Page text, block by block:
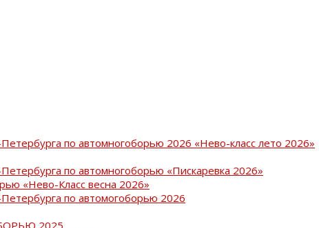
по автомногоборью 2026 «Нево-класс лето 2026»
по автомногоборью «Пискаревка 2026»
«Нево-Класс весна 2026»
по автомогоборью 2026
2025